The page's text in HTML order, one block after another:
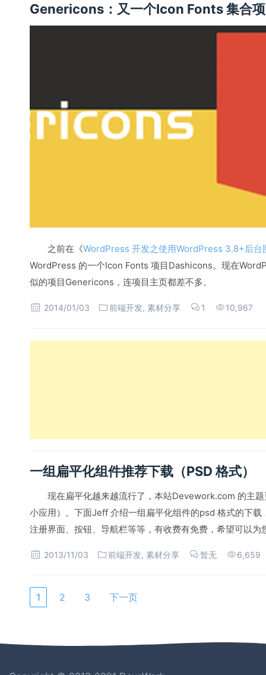
Genericons：又一个Icon Fonts 集合
之前在《WordPress 开发之使用WordPress 3.8+后台
WordPress 的一个Icon Fonts 项目Dashicons。现在
似的项目Genericons，连项目主页都差不多。
2014/01/03 前端开发,素材分享 1 10,967
一组扁平化组件推荐下载（PSD 格式）
现在扁平化越来越流行了，本站Devework.com 的主
小应用）。下面Jeff 介绍一组扁平化组件的psd 格式的下
注册界面、按钮、导航栏等等，有收费有免费，希望可以为
2013/11/03 前端开发,素材分享 暂无 6,659
1 2 3 下一页